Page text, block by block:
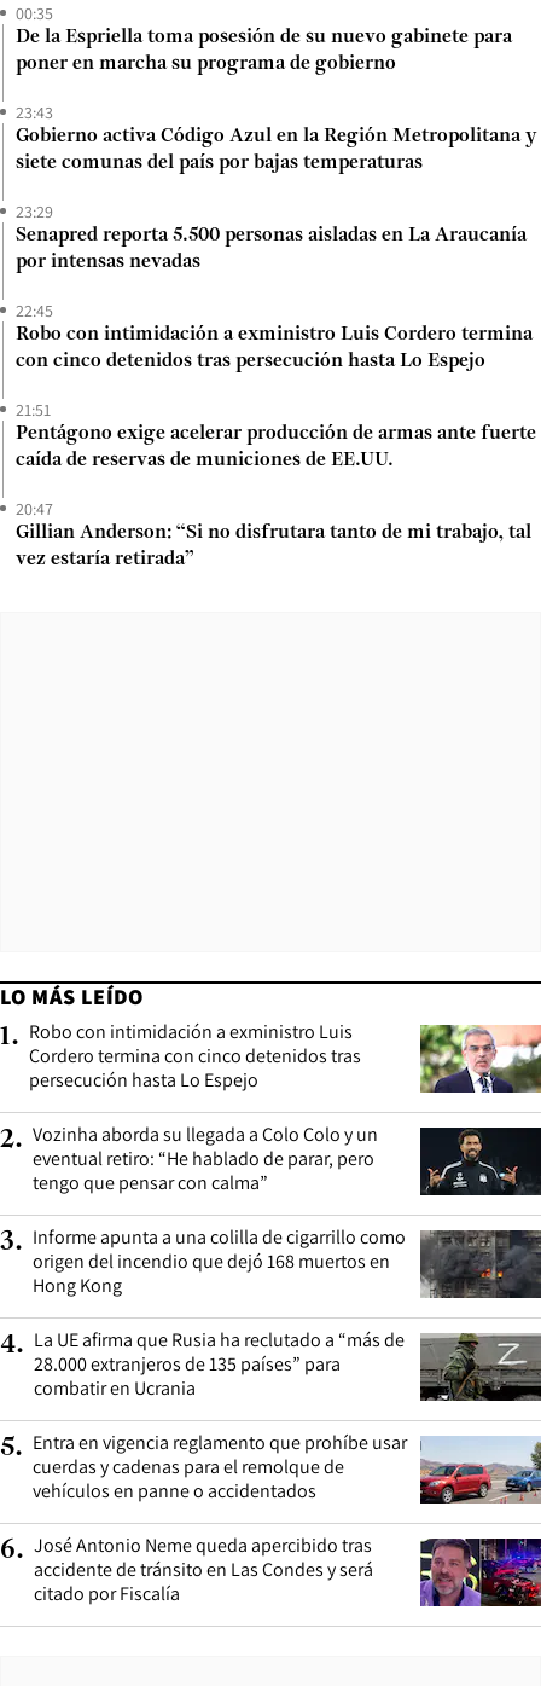
00:35
De la Espriella toma posesión de su nuevo gabinete para
poner en marcha su programa de gobierno
23:43
Gobierno activa Código Azul en la Región Metropolitana y
siete comunas del país por bajas temperaturas
23:29
Senapred reporta 5.500 personas aisladas en La Araucanía
por intensas nevadas
22:45
Robo con intimidación a exministro Luis Cordero termina
con cinco detenidos tras persecución hasta Lo Espejo
21:51
Pentágono exige acelerar producción de armas ante fuerte
caída de reservas de municiones de EE.UU.
20:47
Gillian Anderson: “Si no disfrutara tanto de mi trabajo, tal
vez estaría retirada”
LO MÁS LEÍDO
1. Robo con intimidación a exministro Luis
Cordero termina con cinco detenidos tras
persecución hasta Lo Espejo
2. Vozinha aborda su llegada a Colo Colo y un
eventual retiro: “He hablado de parar, pero
tengo que pensar con calma”
3. Informe apunta a una colilla de cigarrillo como
origen del incendio que dejó 168 muertos en
Hong Kong
4. La UE afirma que Rusia ha reclutado a “más de
28.000 extranjeros de 135 países” para
combatir en Ucrania
5. Entra en vigencia reglamento que prohíbe usar
cuerdas y cadenas para el remolque de
vehículos en panne o accidentados
6. José Antonio Neme queda apercibido tras
accidente de tránsito en Las Condes y será
citado por Fiscalía